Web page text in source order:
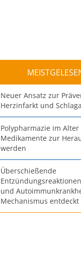
Neuer Ansatz zur
Herzinfarkt und
Polypharmazie im Alter
Medikamente zur
werden
Überschießende
und
Mechanismus entdeckt